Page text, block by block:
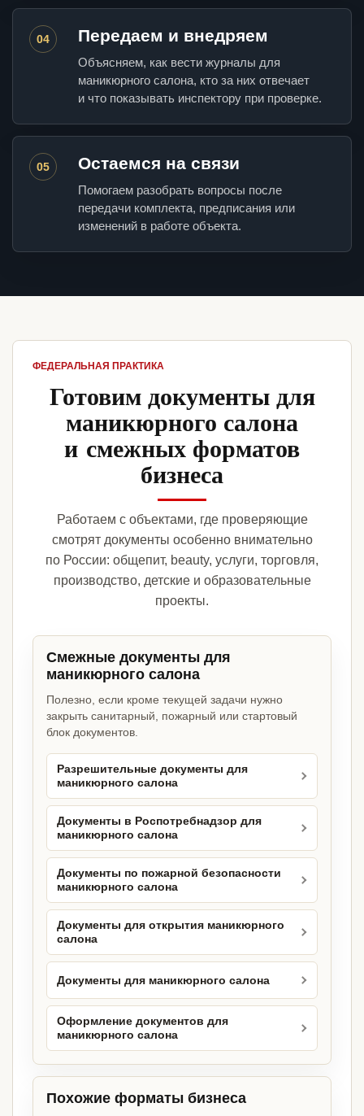
04 Передаем и внедряем
Объясняем, как вести журналы для
маникюрного салона, кто за них отвечает
и что показывать инспектору при проверке.
05 Остаемся на связи
Помогаем разобрать вопросы после
передачи комплекта, предписания или
изменений в работе объекта.
ФЕДЕРАЛЬНАЯ ПРАКТИКА
Готовим документы для
маникюрного салона
и смежных форматов
бизнеса
Работаем с объектами, где проверяющие
смотрят документы особенно внимательно
по России: общепит, beauty, услуги, торговля,
производство, детские и образовательные
проекты.
Смежные документы для
маникюрного салона
Полезно, если кроме текущей задачи нужно
закрыть санитарный, пожарный или стартовый
блок документов.
Разрешительные документы для
маникюрного салона
Документы в Роспотребнадзор для
маникюрного салона
Документы по пожарной безопасности
маникюрного салона
Документы для открытия маникюрного
салона
Документы для маникюрного салона
Оформление документов для
маникюрного салона
Похожие форматы бизнеса